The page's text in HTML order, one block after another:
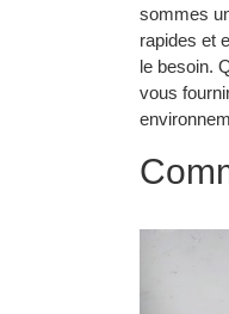
sommes
rapides et
le besoin.
vous